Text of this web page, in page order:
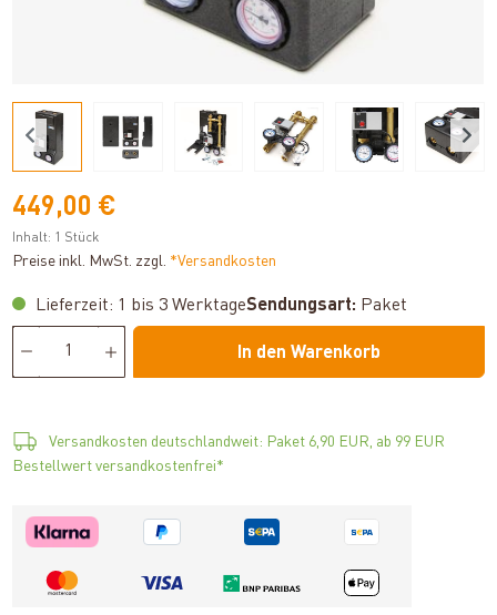
449,00 €
Inhalt: 1 Stück
Preise inkl. MwSt. zzgl. *Versandkosten
Lieferzeit: 1 bis 3 WerktageSendungsart: Paket
In den Warenkorb
Versandkosten deutschlandweit: Paket 6,90 EUR, ab 99 EUR
Bestellwert versandkostenfrei*